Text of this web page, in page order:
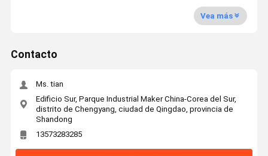
Vea más
Contacto
Ms. tian
Edificio Sur, Parque Industrial Maker China-Corea del Sur,
distrito de Chengyang, ciudad de Qingdao, provincia de
Shandong
13573283285